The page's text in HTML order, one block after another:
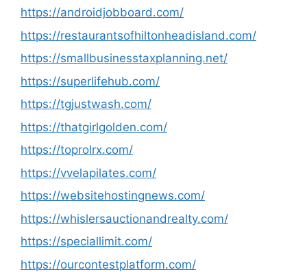
https://androidjobboard.com/
https://restaurantsofhiltonheadisland.com/
https://smallbusinesstaxplanning.net/
https://superlifehub.com/
https://tgjustwash.com/
https://thatgirlgolden.com/
https://toprolrx.com/
https://vvelapilates.com/
https://websitehostingnews.com/
https://whislersauctionandrealty.com/
https://speciallimit.com/
https://ourcontestplatform.com/